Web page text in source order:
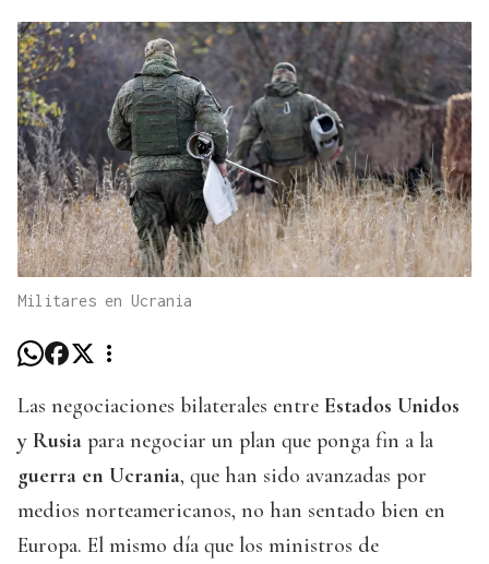
Militares en Ucrania
Las negociaciones bilaterales entre Estados Unidos
y Rusia para negociar un plan que ponga fin a la
guerra en Ucrania, que han sido avanzadas por
medios norteamericanos, no han sentado bien en
Europa. El mismo día que los ministros de